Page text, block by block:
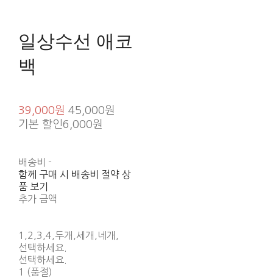
일상수선 애코
백
39,000원 45,000원
기본 할인6,000원
배송비 -
함께 구매 시 배송비 절약 상
품 보기
추가 금액
1,2,3,4,두개,세개,네개,
선택하세요.
선택하세요.
1 (품절)